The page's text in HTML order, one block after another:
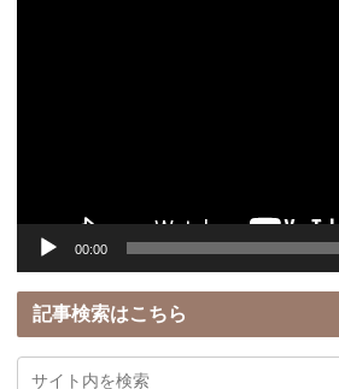
00:00
記事検索はこちら